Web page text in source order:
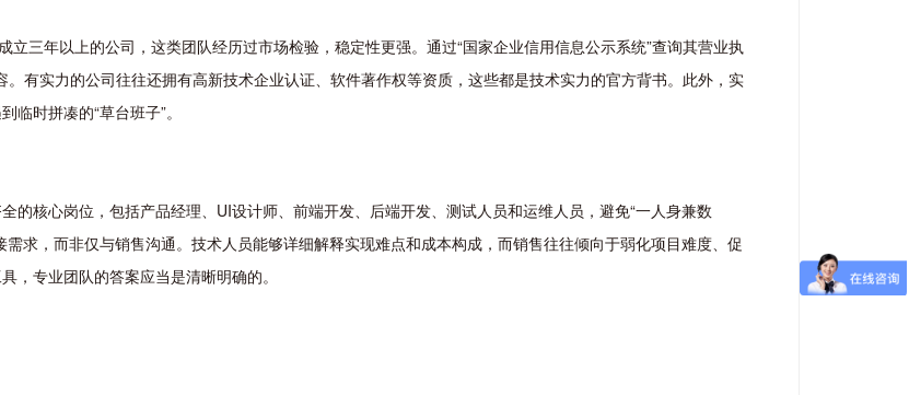
立三年以上的公司，这类团队经历过市场检验，稳定性更强。通过“国家企业信用信息公示系统”查询其营业执
。有实力的公司往往还拥有高新技术企业认证、软件著作权等资质，这些都是技术实力的官方背书。此外，实
时拼凑的“草台班子”。
的核心岗位，包括产品经理、UI设计师、前端开发、后端开发、测试人员和运维人员，避免“一人身兼数
求，而非仅与销售沟通。技术人员能够详细解释实现难点和成本构成，而销售往往倾向于弱化项目难度、促
，专业团队的答案应当是清晰明确的。